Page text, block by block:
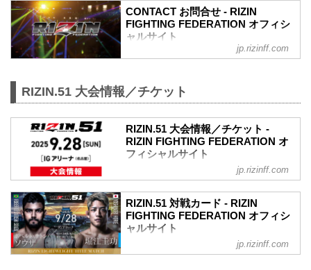
CLUB先行
③先行販売（オフィシャルサイト先行・
プレイガイド先行・番組・チラシ等 順不
④各プレイガイドの一般発売
確保のみで、...
CONTACT お問合せ - RIZIN
FIGHTING FEDERATION オフィシ
ャルサイト
jp.rizinff.com
RIZIN.51 大会情報／チケット
RIZIN.51 大会情報／チケット -
RIZIN FIGHTING FEDERATION オ
フィシャルサイト
VVIP席、A席完売いたしました。
開場（予定）が以下の時間に変更となり
ました。
11:30開場（予定）／13:00開始（予定）
jp.rizinff.com
RIZIN.51 対戦カード - RIZIN
FIGHTING FEDERATION オフィシ
ャルサイト
ライト級タイトルマッチ／ホベルト・サ
jp.rizinff.com